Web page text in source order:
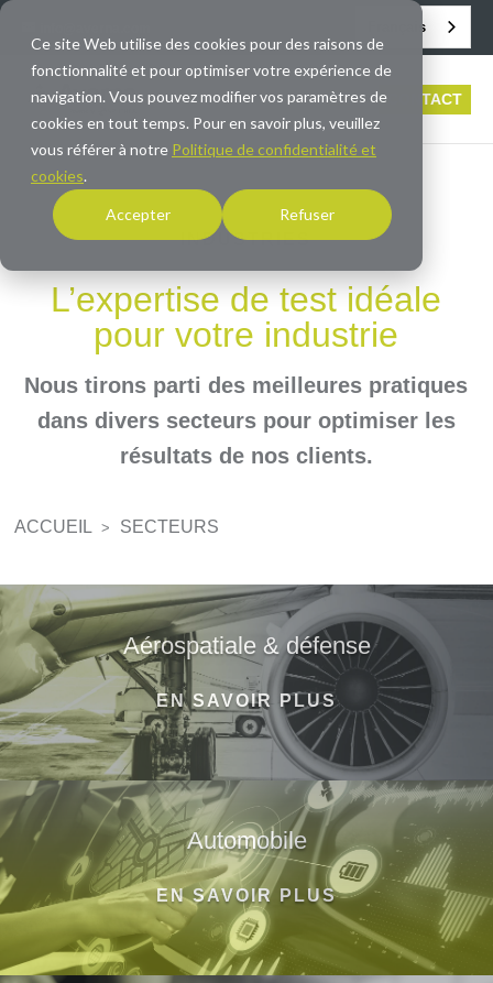
Ce site Web utilise des cookies pour des raisons de
fonctionnalité et pour optimiser votre expérience de
navigation. Vous pouvez modifier vos paramètres de
cookies en tout temps. Pour en savoir plus, veuillez
vous référer à notre Politique de confidentialité et
cookies.
Accepter Refuser
Français
CONTACT
INDUSTRIES
L’expertise de test idéale
pour votre industrie
Nous tirons parti des meilleures pratiques
dans divers secteurs pour optimiser les
résultats de nos clients.
ACCUEIL > SECTEURS
Aérospatiale & défense
EN SAVOIR PLUS
Automobile
EN SAVOIR PLUS